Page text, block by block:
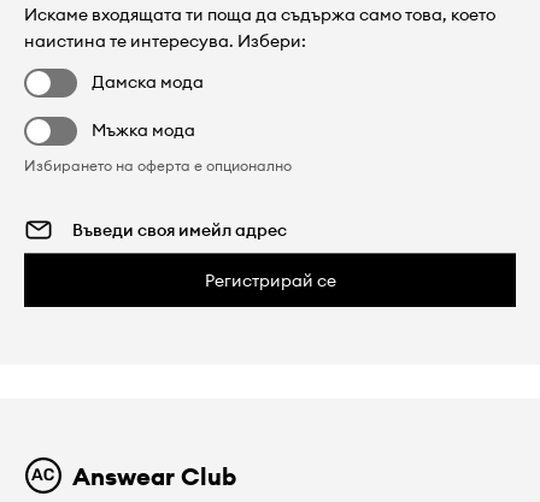
Искаме входящата ти поща да съдържа само това, което
наистина те интересува. Избери:
Дамска мода
Мъжка мода
Избирането на оферта е опционално
Регистрирай се
Answear Club